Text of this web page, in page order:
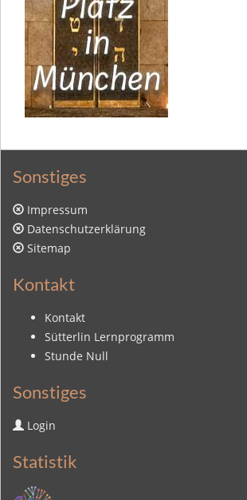
Sonstiges
Impressum
Datenschutzerklärung
Sitemap
Kontakt
Kontakt
Sütterlin Lernprogramm
Stunde Null
Sonstiges
Login
Statistik